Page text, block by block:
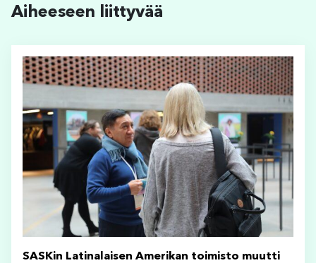
Aiheeseen liittyvää
SASKin Latinalaisen Amerikan toimisto muutti